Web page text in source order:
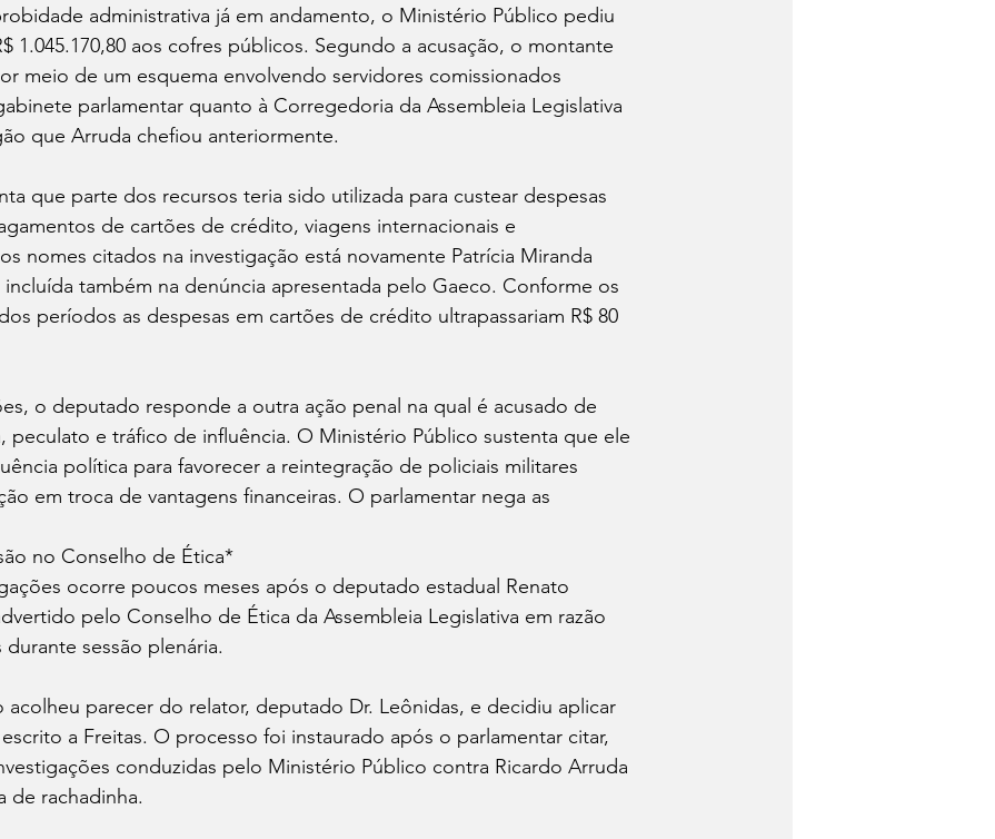
administrativa já em andamento, o Ministério Público pediu
1.045.170,80 aos cofres públicos. Segundo a acusação, o montante
meio de um esquema envolvendo servidores comissionados
parlamentar quanto à Corregedoria da Assembleia Legislativa
que Arruda chefiou anteriormente.
que parte dos recursos teria sido utilizada para custear despesas
de cartões de crédito, viagens internacionais e
nomes citados na investigação está novamente Patrícia Miranda
também na denúncia apresentada pelo Gaeco. Conforme os
períodos as despesas em cartões de crédito ultrapassariam R$ 80
o deputado responde a outra ação penal na qual é acusado de
peculato e tráfico de influência. O Ministério Público sustenta que ele
política para favorecer a reintegração de policiais militares
em troca de vantagens financeiras. O parlamentar nega as
no Conselho de Ética*
ocorre poucos meses após o deputado estadual Renato
pelo Conselho de Ética da Assembleia Legislativa em razão
sessão plenária.
acolheu parecer do relator, deputado Dr. Leônidas, e decidiu aplicar
a Freitas. O processo foi instaurado após o parlamentar citar,
conduzidas pelo Ministério Público contra Ricardo Arruda
de rachadinha.